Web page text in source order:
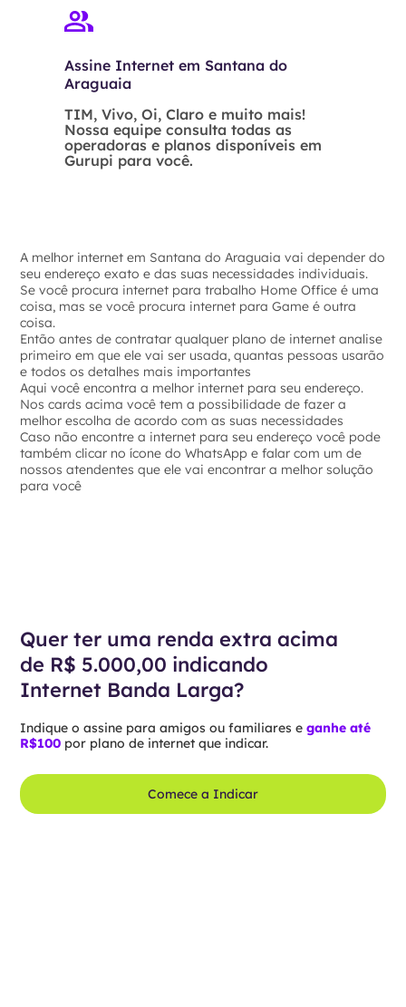
Assine Internet em Santana do
Araguaia
TIM, Vivo, Oi, Claro e muito mais!
Nossa equipe consulta todas as
operadoras e planos disponíveis em
Gurupi para você.
A melhor internet em Santana do Araguaia vai depender do
seu endereço exato e das suas necessidades individuais.
Se você procura internet para trabalho Home Office é uma
coisa, mas se você procura internet para Game é outra
coisa.
Então antes de contratar qualquer plano de internet analise
primeiro em que ele vai ser usada, quantas pessoas usarão
e todos os detalhes mais importantes
Aqui você encontra a melhor internet para seu endereço.
Nos cards acima você tem a possibilidade de fazer a
melhor escolha de acordo com as suas necessidades
Caso não encontre a internet para seu endereço você pode
também clicar no ícone do WhatsApp e falar com um de
nossos atendentes que ele vai encontrar a melhor solução
para você
Quer ter uma renda extra acima
de R$ 5.000,00 indicando
Internet Banda Larga?
Indique o assine para amigos ou familiares eganhe até
R$100 por plano de internet que indicar.
Comece a Indicar